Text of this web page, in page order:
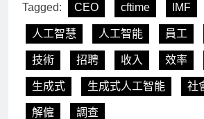
Tagged: CEO cftime IMF
人工智慧 人工智能 員工
技術 招聘 收入 效率
生成式 生成式人工智能 社
解僱 調查